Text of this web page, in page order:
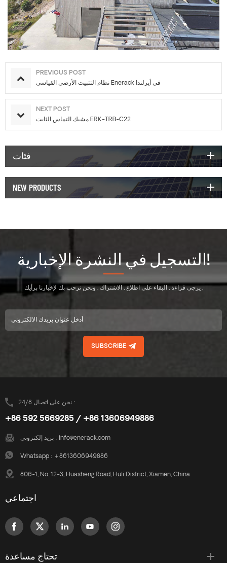
PREVIOUS POST
نظام التثبيت الأرضي القياسي Enerack في أيرلندا
NEXT POST
مشبك التماس الثابت ERK-TRB-C22
فئات
NEW PRODUCTS
التسجيل في النشرة الإخبارية!
يرجى قراءة , البقاء على اطلاع , الاشتراك , ونحن نرحب بك لإخبارنا برأيك .
SUBSCRIBE
نحن على اتصال 24/8 :
+86 592 5669285 / +86 13606949886
بريد إلكتروني : info@enerack.com
Whatsapp : +8613606949886
806-1, No. 12-3, Huasheng Road, Huli District, Xiamen, China
اجتماعي
تحتاج مساعدة